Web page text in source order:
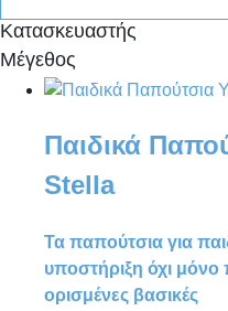
έχουν
Υποστήριξη
Μπορείτε να δείτε
συνδέσμους και
υπόδημα της
επικοινωνήσετε
Κατασκευαστής
Μέγεθος
Παιδικά
Stella
Τα παπούτσια για
υποστήριξη όχι μόνο
ορισμένες βασικές